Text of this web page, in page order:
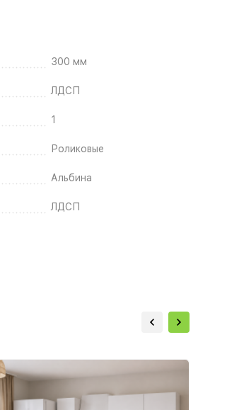
300 мм
ЛДСП
1
Роликовые
Альбина
ЛДСП